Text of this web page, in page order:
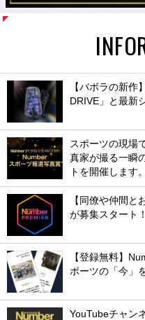
【バボラの新作
DRIVE」と最新
スポーツの現場
真家が撮る一瞬
トを開催します
【同僚や仲間と
が募集スタート！
【登録無料】
ポーツの「今」
YouTubeチャン